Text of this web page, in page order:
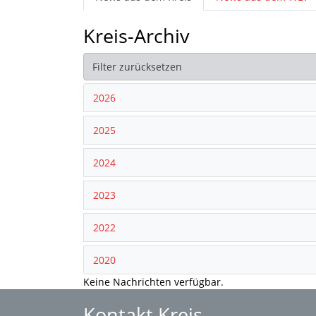
Kreis-Archiv
Filter zurücksetzen
2026
2025
2024
2023
2022
2020
Keine Nachrichten verfügbar.